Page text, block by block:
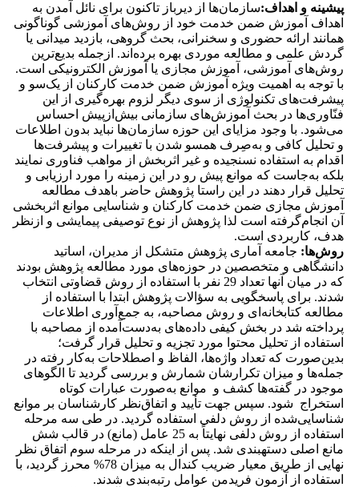
پیشینه و اهداف:سازمان‌ها از دیرباز تاکنون برای نائل آمدن به
اهداف آموزش ضمن خدمت خود از روش‌های آموزشی گوناگونی
همانند ارائه حضوری و سخنرانی، بحث گروهی، بازدید میدانی یا
گردش علمی و مطالعه موردی بهره برده‌اند. ازجمله بدیع‌ترین
روش‌های آموزشی، آموزش مجازی یا آموزش الکترونیکی است.
با توجه به اهمیت ویژه آموزش ضمن خدمت کارکنان از یک‌سو و
پیشرفت‌های تکنولوژی از سوی دیگر لزوم بهره‌گیری از این
فنّاوری‌ها در بحث آموزش‌های سازمانی بیش‌ازپیش احساس
می‌شود. با وجود مزایای این حوزه سازمان‌ها نباید بدون اطلاعات
و تحلیل کافی و به‌صِرف همسو شدن با تغییرات و پیشرفت‌ها
اقدام به استفاده نسنجیده و غیر اثربخش از مواهب فناوری نمایند
بلکه به‌جاست که موانع پیش رو در این زمینه را مورد ارزیابی و
تحلیل قرار دهند در این راستا پژوهش حاضر باهدف مطالعه
آموزش مجازی ضمن خدمت کارکنان و شناسایی موانع اثربخشی
آن انجام‌گرفته است لذا پژوهش از نوع توصیفی پیمایشی و ازنظر
هدف، کاربردی است.
روش‌ها‌: جامعه آماری پژوهش متشکل از مدیران، اساتید
دانشگاهی و متخصصین در حوزه‌های مورد مطالعه پژوهش بودند
که در میان آنها تعداد 29 نفر با استفاده از روش قضاوتی انتخاب
شدند. برای پاسخگویی به سؤالات پژوهش ابتدا با استفاده از
مطالعه کتابخانه‌ای و روش مصاحبه، به جمع‌آوری اطلاعات
پرداخته شد در بخش کیفی داده‌های به‌دست‌آمده از مصاحبه با
استفاده از تحلیل محتوا مورد تجزیه‌ و تحلیل قرار گرفت؛
بدین‌صورت که تعداد واژه‌ها، الفاظ و اصطلاحات به‌کار رفته در
جمله‌ها و میزان تکرارشان شمارش و بررسی گردید تا الگوهای
موجود در گفته‌ها کشف و موانع به‌صورت عبارات کوتاه
استخراج شود. سپس جهت تأیید و اتفاق‌نظر کارشناسان بر موانع
شناسایی‌شده از روش دلفی استفاده گردید. در طی سه مرحله
استفاده از روش دلفی نهایتاً به 25 عامل (مانع) در قالب شش
مانع اصلی دسته­بندی شد. پس‌ از اینکه در مرحله سوم اتفاق ‌نظر
نهایی از طریق معیار ضریب کندال به میزان 78% محرز گردید، با
استفاده از آزمون فریدمن عوامل رتبه‌بندی شدند.